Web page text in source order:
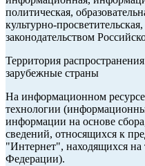
политическая,
культурно-
законодательством
Территория
зарубежные страны
На информационном
технологии
информации на основе
сведений, относящихся к
"Интернет", находящихся на
Федерации).